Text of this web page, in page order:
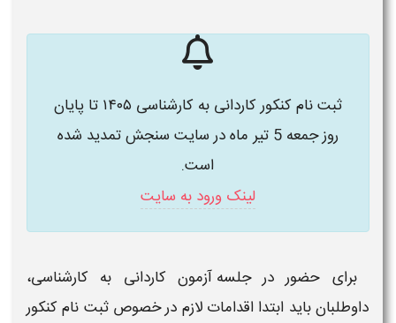
ثبت نام کنکور کاردانی به کارشناسی ۱۴۰۵ تا پایان
روز جمعه 5 تیر ماه در سایت سنجش تمدید شده
است.
لینک ورود به سایت
برای حضور در جلسه آزمون کاردانی به کارشناسی،
داوطلبان باید ابتدا اقدامات لازم در خصوص ثبت نام کنکور